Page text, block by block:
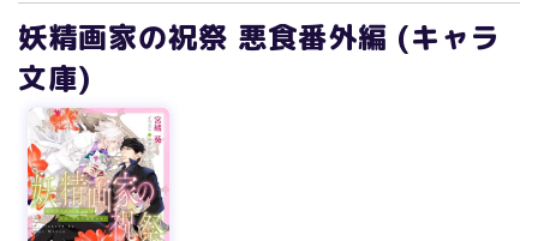
妖精画家の祝祭 悪食番外編 (キャラ
文庫)